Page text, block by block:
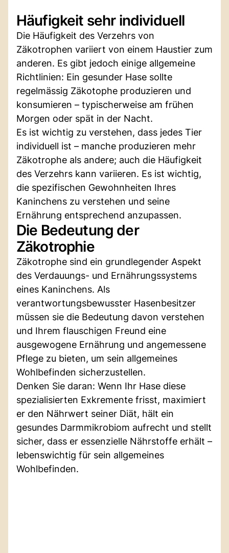
Häufigkeit sehr individuell
Die Häufigkeit des Verzehrs von
Zäkotrophen variiert von einem Haustier zum
anderen. Es gibt jedoch einige allgemeine
Richtlinien: Ein gesunder Hase sollte
regelmässig Zäkotophe produzieren und
konsumieren – typischerweise am frühen
Morgen oder spät in der Nacht.
Es ist wichtig zu verstehen, dass jedes Tier
individuell ist – manche produzieren mehr
Zäkotrophe als andere; auch die Häufigkeit
des Verzehrs kann variieren. Es ist wichtig,
die spezifischen Gewohnheiten Ihres
Kaninchens zu verstehen und seine
Ernährung entsprechend anzupassen.
Die Bedeutung der
Zäkotrophie
Zäkotrophe sind ein grundlegender Aspekt
des Verdauungs- und Ernährungssystems
eines Kaninchens. Als
verantwortungsbewusster Hasenbesitzer
müssen sie die Bedeutung davon verstehen
und Ihrem flauschigen Freund eine
ausgewogene Ernährung und angemessene
Pflege zu bieten, um sein allgemeines
Wohlbefinden sicherzustellen.
Denken Sie daran: Wenn Ihr Hase diese
spezialisierten Exkremente frisst, maximiert
er den Nährwert seiner Diät, hält ein
gesundes Darmmikrobiom aufrecht und stellt
sicher, dass er essenzielle Nährstoffe erhält –
lebenswichtig für sein allgemeines
Wohlbefinden.